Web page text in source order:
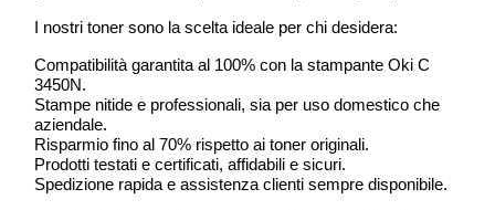
I nostri toner sono la scelta ideale per chi desidera:
Compatibilità garantita al 100% con la stampante Oki C
3450N.
Stampe nitide e professionali, sia per uso domestico che
aziendale.
Risparmio fino al 70% rispetto ai toner originali.
Prodotti testati e certificati, affidabili e sicuri.
Spedizione rapida e assistenza clienti sempre disponibile.